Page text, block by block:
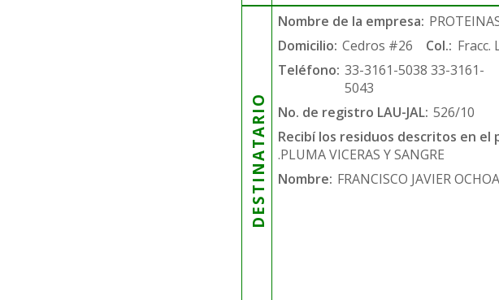
DESTINATARIO
Nombre de la empresa:
Domicilio: Cedros #26 Col.: Fracc.
Teléfono: 33-3161-5038 33-3161-
5043
No. de registro LAU-JAL: 526/10
Recibí los residuos descritos en
.PLUMA VICERAS Y SANGRE
Nombre: FRANCISCO JAVIER